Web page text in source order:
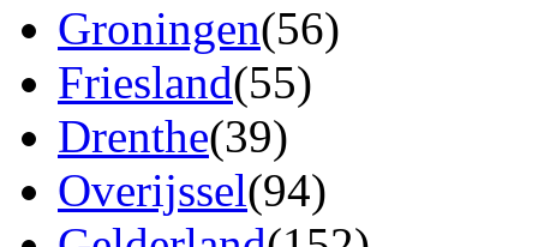
Groningen(56)
Friesland(55)
Drenthe(39)
Overijssel(94)